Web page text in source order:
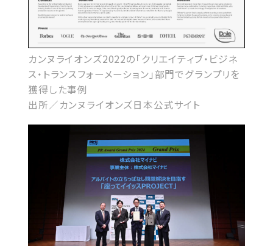
カンヌライオンズ2022の「クリエイティブ・ビジネ
ス・トランスフォーメーション」部門でグランプリを
獲得した事例
出所／カンヌライオンズ日本公式サイト